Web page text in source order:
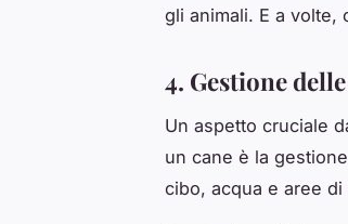
gli animali. E a volte,
4. Gestione
Un aspetto cruciale
un cane è la
cibo, acqua e aree